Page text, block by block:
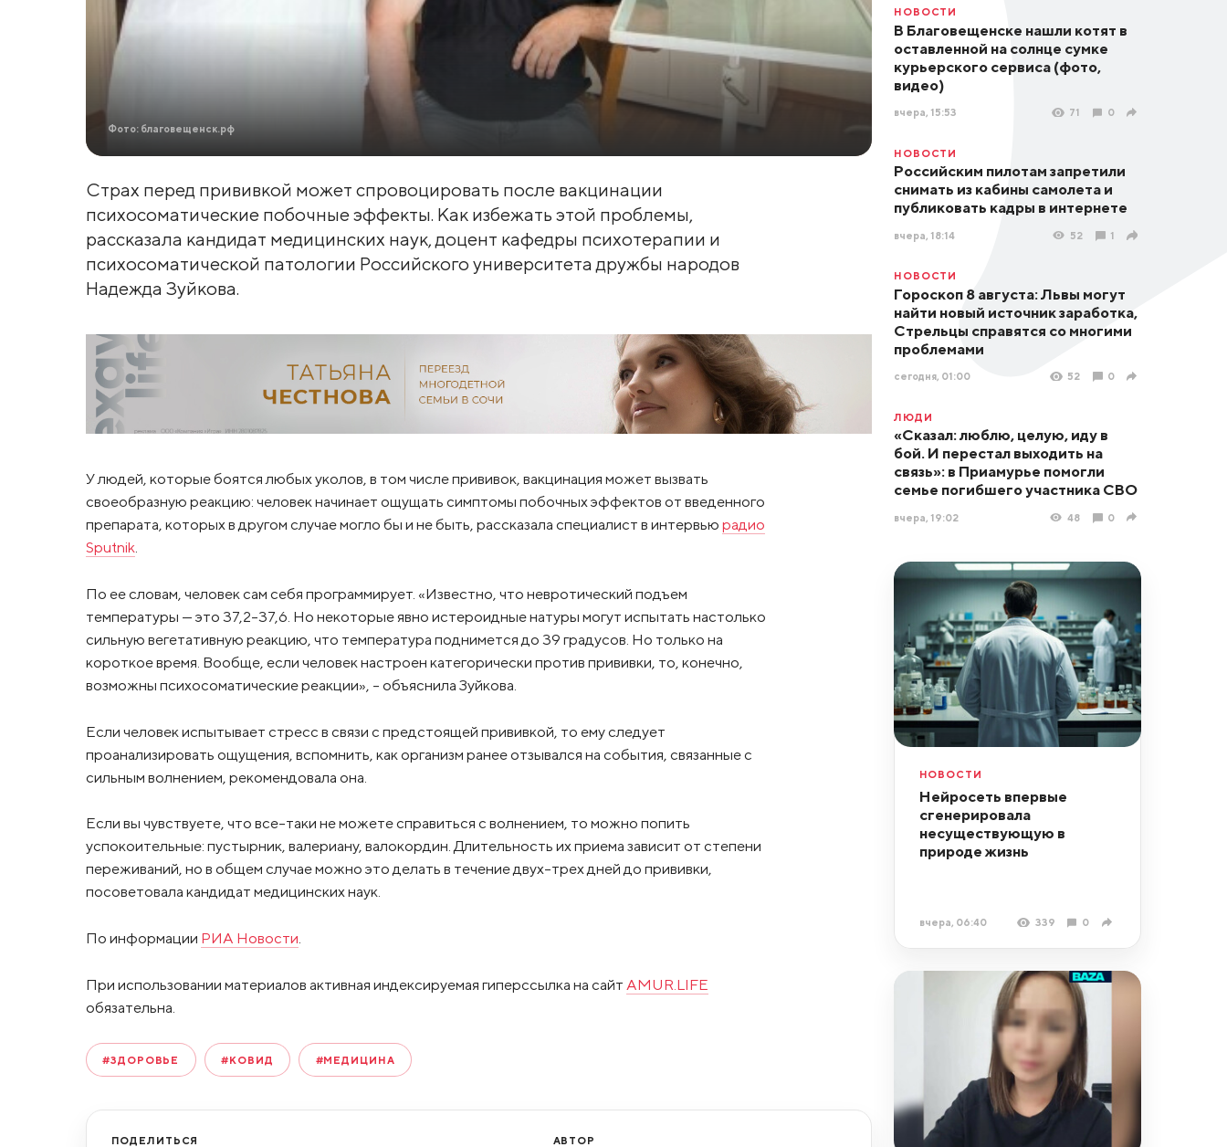
Фото: благовещенск.рф
Страх перед прививкой может спровоцировать после вакцинации
психосоматические побочные эффекты. Как избежать этой проблемы,
рассказала кандидат медицинских наук, доцент кафедры психотерапии и
психосоматической патологии Российского университета дружбы народов
Надежда Зуйкова.
У людей, которые боятся любых уколов, в том числе прививок, вакцинация может вызвать
своеобразную реакцию: человек начинает ощущать симптомы побочных эффектов от введенного
препарата, которых в другом случае могло бы и не быть, рассказала специалист в интервью радио
Sputnik.
По ее словам, человек сам себя программирует. «Известно, что невротический подъем
температуры — это 37,2-37,6. Но некоторые явно истероидные натуры могут испытать настолько
сильную вегетативную реакцию, что температура поднимется до 39 градусов. Но только на
короткое время. Вообще, если человек настроен категорически против прививки, то, конечно,
возможны психосоматические реакции», – объяснила Зуйкова.
Если человек испытывает стресс в связи с предстоящей прививкой, то ему следует
проанализировать ощущения, вспомнить, как организм ранее отзывался на события, связанные с
сильным волнением, рекомендовала она.
Если вы чувствуете, что все-таки не можете справиться с волнением, то можно попить
успокоительные: пустырник, валериану, валокордин. Длительность их приема зависит от степени
переживаний, но в общем случае можно это делать в течение двух-трех дней до прививки,
посоветовала кандидат медицинских наук.
По информации РИА Новости.
При использовании материалов активная индексируемая гиперссылка на сайт AMUR.LIFE
обязательна.
#ЗДОРОВЬЕ #КОВИД #МЕДИЦИНА
ПОДЕЛИТЬСЯ АВТОР
НОВОСТИ
В Благовещенске нашли котят в
оставленной на солнце сумке
курьерского сервиса (фото,
видео)
вчера, 15:53 71 0
НОВОСТИ
Российским пилотам запретили
снимать из кабины самолета и
публиковать кадры в интернете
вчера, 18:14 52 1
НОВОСТИ
Гороскоп 8 августа: Львы могут
найти новый источник заработка,
Стрельцы справятся со многими
проблемами
сегодня, 01:00 52 0
ЛЮДИ
«Сказал: люблю, целую, иду в
бой. И перестал выходить на
связь»: в Приамурье помогли
семье погибшего участника СВО
вчера, 19:02 48 0
НОВОСТИ
Нейросеть впервые
сгенерировала
несуществующую в
природе жизнь
вчера, 06:40 339 0